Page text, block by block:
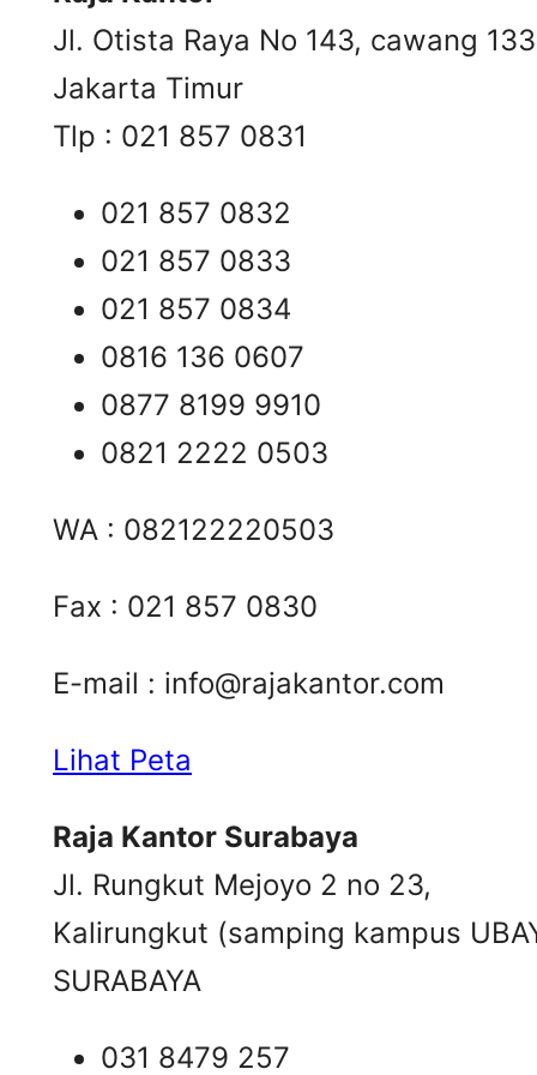
Jl. Otista Raya No 143, cawang
Jakarta Timur
Tlp : 021 857 0831
021 857 0832
021 857 0833
021 857 0834
0816 136 0607
0877 8199 9910
0821 2222 0503
WA : 082122220503
Fax : 021 857 0830
E-mail : info@rajakantor.com
Lihat Peta
Raja Kantor Surabaya
Jl. Rungkut Mejoyo 2 no 23,
Kalirungkut (samping kampus
SURABAYA
031 8479 257